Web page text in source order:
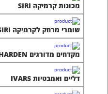
מכונות קרמיקה SIRI
שומרי מרחק לקרמיקה SIRI
מקדחים מדורגים HARDEN
דליים ואמבטיות IVARS